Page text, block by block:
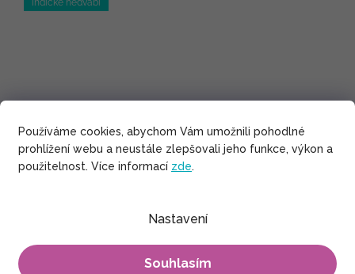
Používáme cookies, abychom Vám umožnili pohodlné
prohlížení webu a neustále zlepšovali jeho funkce, výkon a
použitelnost. Více informací zde.
Nastavení
Souhlasím
Indické hedvábí